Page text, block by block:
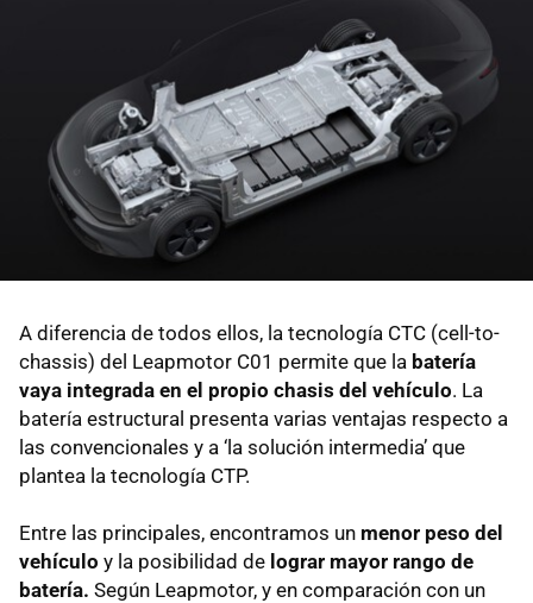
A diferencia de todos ellos, la tecnología CTC (cell-to-
chassis) del Leapmotor C01 permite que la batería
vaya integrada en el propio chasis del vehículo. La
batería estructural presenta varias ventajas respecto a
las convencionales y a ‘la solución intermedia’ que
plantea la tecnología CTP.
Entre las principales, encontramos un menor peso del
vehículo y la posibilidad de lograr mayor rango de
batería. Según Leapmotor, y en comparación con un